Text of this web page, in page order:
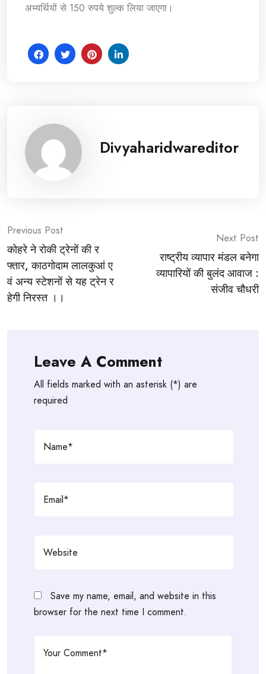
अभ्यर्थियों से 150 रुपये शुल्क लिया जाएगा।
Divyaharidwareditor
Post
navigation
Previous Post
कोहरे ने रोकी ट्रेनों की र
फ्तार, काठगोदाम लालकुआं ए
वं अन्य स्टेशनों से यह ट्रेन र
हेगी निरस्त ।।
Next Post
राष्ट्रीय व्यापार मंडल बनेगा
व्यापारियों की बुलंद आवाज :
संजीव चौधरी
Leave A Comment
All fields marked with an asterisk (*) are
required
Save my name, email, and website in this
browser for the next time I comment.